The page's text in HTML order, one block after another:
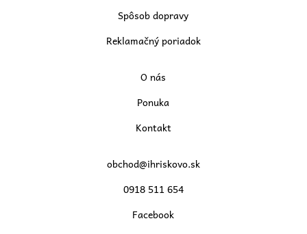
Spôsob dopravy
Reklamačný poriadok
O nás
Ponuka
Kontakt
obchod@ihriskovo.sk
0918 511 654
Facebook